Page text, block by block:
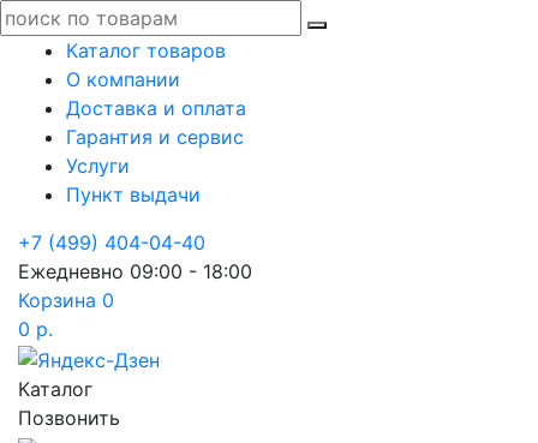
Каталог товаров
О компании
Доставка и оплата
Гарантия и сервис
Услуги
Пункт выдачи
+7 (499) 404-04-40
Ежедневно 09:00 - 18:00
Корзина 0
0 р.
Каталог
Позвонить